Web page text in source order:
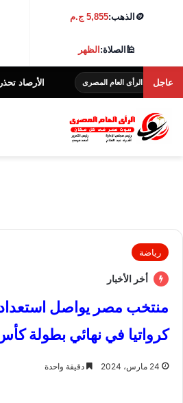
🪙 الذهب:5,855 ج.م
🕌الصلاة:الظهر
عاجل
الرأى العام المصرى الأرصاد تحذر من طقس
رياضة
أخر الأخبار
منتخب مصر يواصل
كرواتيا في نهائي بطولة
24 مارس، 2024 دقيقة واحدة